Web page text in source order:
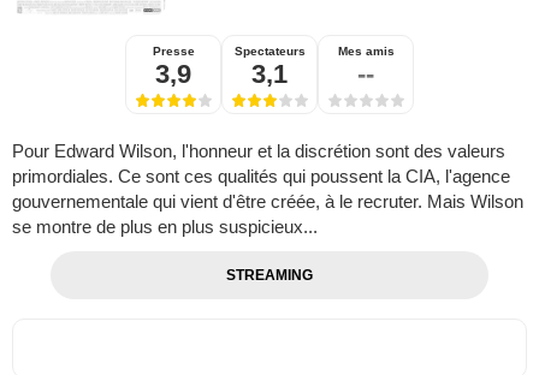
Presse
3,9
Spectateurs
3,1
Mes amis
--
Pour Edward Wilson, l'honneur et la discrétion sont des valeurs
primordiales. Ce sont ces qualités qui poussent la CIA, l'agence
gouvernementale qui vient d'être créée, à le recruter. Mais Wilson
se montre de plus en plus suspicieux...
STREAMING